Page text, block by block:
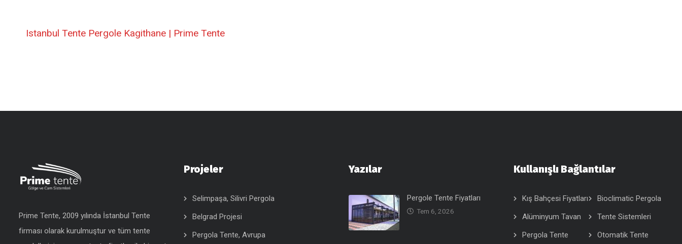
Istanbul Tente Pergole Kagithane | Prime Tente
Prime Tente, 2009 yılında İstanbul Tente
firması olarak kurulmuştur ve tüm tente
Projeler
Selimpaşa, Silivri Pergola
Belgrad Projesi
Pergola Tente, Avrupa
Yazılar
Pergole Tente Fiyatları
Tem 6, 2026
Kullanışlı Bağlantılar
Kış Bahçesi Fiyatları
Bioclimatic Pergola
Alüminyum Tavan
Tente Sistemleri
Pergola Tente
Otomatik Tente